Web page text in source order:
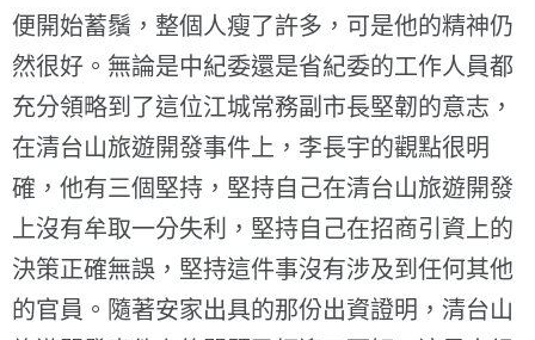
便開始蓄鬚，整個人瘦了許多，可是他的精神仍
然很好。無論是中紀委還是省紀委的工作人員都
充分領略到了這位江城常務副市長堅韌的意志，
在清台山旅遊開發事件上，李長宇的觀點很明
確，他有三個堅持，堅持自己在清台山旅遊開發
上沒有牟取一分失利，堅持自己在招商引資上的
決策正確無誤，堅持這件事沒有涉及到任何其他
的官員。隨著安家出具的那份出資證明，清台山